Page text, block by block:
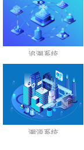
追溯系统
溯源系统